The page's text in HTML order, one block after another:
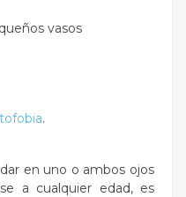
vasos
.
en uno o ambos ojos
a cualquier edad, es